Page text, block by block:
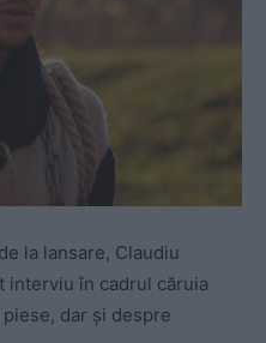
la lansare, Claudiu
interviu în cadrul căruia
dar şi despre